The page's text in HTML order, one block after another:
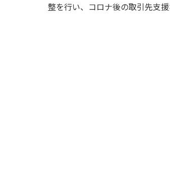
整を行い、コロナ後の取引先支